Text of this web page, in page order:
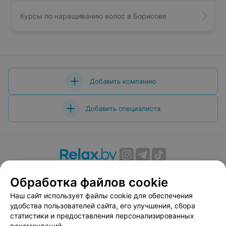
Курсы по наращиванию волос в Борисове
Добавить компанию
Добавить специалиста
Вакансии
Публичный договор
Способы оплаты
Публичный договор по использованию сервиса
«Афиша»
Пользовательское соглашение
Обработка файлов cookie
Наш сайт использует файлы cookie для обеспечения
удобства пользователей сайта, его улучшения, сбора
статистики и предоставления персонализированных